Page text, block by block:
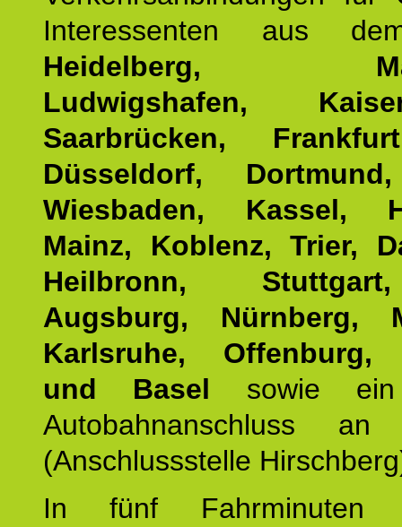
Interessenten aus
Heidelberg,
Ludwigshafen,
Saarbrücken,
Düsseldorf,
Wiesbaden, Kassel,
Mainz, Koblenz, Trier,
Heilbronn,
Augsburg, Nürnberg,
Karlsruhe, Offenburg,
und Basel sowie ein
Autobahnanschluss
(Anschlussstelle
In fünf Fahrminuten